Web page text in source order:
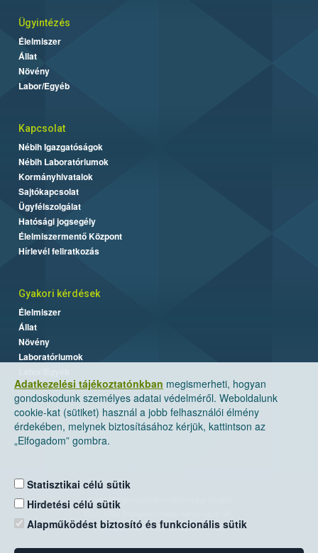
Adatkezelési tájékoztatónkban megismerheti, hogyan
gondoskodunk személyes adatai védelméről. Weboldalunk
cookie-kat (sütiket) használ a jobb felhasználói élmény
érdekében, melynek biztosításához kérjük, kattintson az
„Elfogadom” gombra.
Statisztikai célú sütik
Hirdetési célú sütik
Alapműködést biztosító és funkcionális sütik
Ügyintézés
Élelmiszer
Állat
Növény
Labor/Egyéb
Kapcsolat
Nébih Igazgatóságok
Nébih Laboratóriumok
Kormányhivatalok
Sajtókapcsolat
Ügyfélszolgálat
Hatósági jogsegély
Élelmiszermentő Központ
Hírlevél feliratkozás
Gyakori kérdések
Élelmiszer
Állat
Növény
Laboratóriumok
Nemzeti Élelmiszerlánc-biztonsági Hivatal
Levelezési cím: 1525 Budapest. Pf. 30.